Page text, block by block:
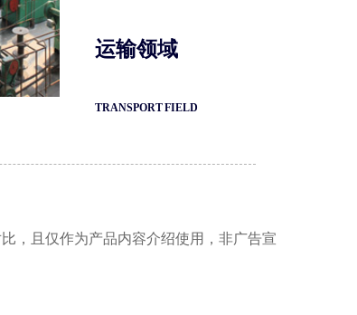
运输领域
TRANSPORT FIELD
，且仅作为产品内容介绍使用，非广告宣